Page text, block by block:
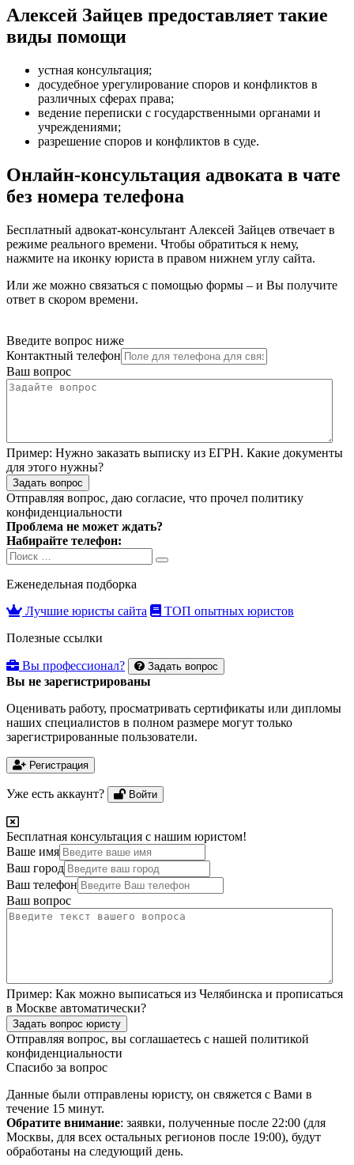
Алексей Зайцев предоставляет такие
виды помощи
устная консультация;
досудебное урегулирование споров и конфликтов в
различных сферах права;
ведение переписки с государственными органами и
учреждениями;
разрешение споров и конфликтов в суде.
Онлайн-консультация адвоката в чате
без номера телефона
Бесплатный адвокат-консультант Алексей Зайцев отвечает в
режиме реального времени. Чтобы обратиться к нему,
нажмите на иконку юриста в правом нижнем углу сайта.
Или же можно связаться с помощью формы – и Вы получите
ответ в скором времени.
Введите вопрос ниже
Контактный телефон
Ваш вопрос
Пример: Нужно заказать выписку из ЕГРН. Какие документы
для этого нужны?
Задать вопрос
Отправляя вопрос, даю согласие, что прочел политику
конфиденциальности
Проблема не может ждать?
Набирайте телефон:
Search
for:
Search
Еженедельная подборка
Лучшие юристы сайта
ТОП опытных юристов
Полезные ссылки
Вы профессионал? Задать вопрос
Вы не зарегистрированы
Оценивать работу, просматривать сертификаты или дипломы
наших специалистов в полном размере могут только
зарегистрированные пользователи.
Регистрация
Уже есть аккаунт? Войти
Бесплатная консультация с нашим юристом!
Ваше имя
Ваш город
Ваш телефон
Ваш вопрос
Пример: Как можно выписаться из Челябинска и прописаться
в Москве автоматически?
Задать вопрос юристу
Отправляя вопрос, вы соглашаетесь с нашей политикой
конфиденциальности
Спасибо за вопрос
Данные были отправлены юристу, он свяжется с Вами в
течение 15 минут.
Обратите внимание: заявки, полученные после 22:00 (для
Москвы, для всех остальных регионов после 19:00), будут
обработаны на следующий день.